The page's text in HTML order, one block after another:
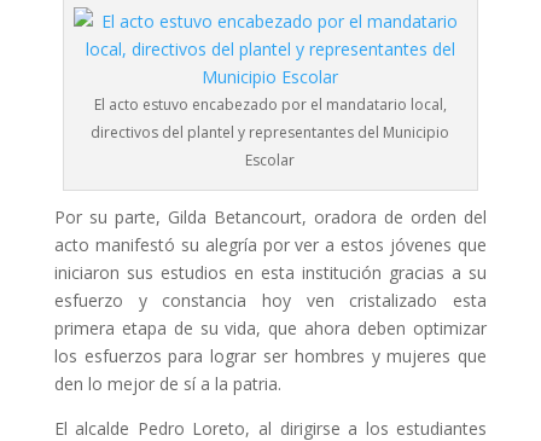
El acto estuvo encabezado por el mandatario local,
directivos del plantel y representantes del Municipio
Escolar
Por su parte, Gilda Betancourt, oradora de orden del
acto manifestó su alegría por ver a estos jóvenes que
iniciaron sus estudios en esta institución gracias a su
esfuerzo y constancia hoy ven cristalizado esta
primera etapa de su vida, que ahora deben optimizar
los esfuerzos para lograr ser hombres y mujeres que
den lo mejor de sí a la patria.
El alcalde Pedro Loreto, al dirigirse a los estudiantes